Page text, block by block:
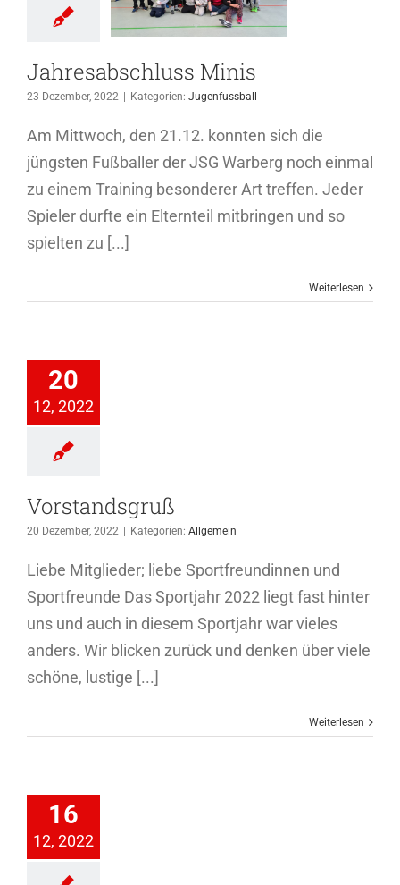
Jahresabschluss Minis
23 Dezember, 2022 Kategorien: Jugenfussball
Am Mittwoch, den 21.12. konnten sich die
jüngsten Fußballer der JSG Warberg noch einmal
zu einem Training besonderer Art treffen. Jeder
Spieler durfte ein Elternteil mitbringen und so
spielten zu [...]
Weiterlesen
20
12, 2022
Vorstandsgruß
20 Dezember, 2022 Kategorien: Allgemein
Liebe Mitglieder; liebe Sportfreundinnen und
Sportfreunde Das Sportjahr 2022 liegt fast hinter
uns und auch in diesem Sportjahr war vieles
anders. Wir blicken zurück und denken über viele
schöne, lustige [...]
Weiterlesen
16
12, 2022
2022 beim
Warzen